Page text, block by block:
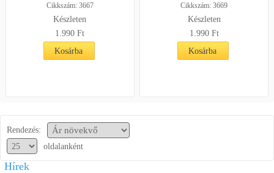
Cikkszám: 3667
Készleten
1.990Ft
Kosárba
Cikkszám: 3669
Készleten
1.990 Ft
Kosárba
Rendezés:
oldalanként
Hírek